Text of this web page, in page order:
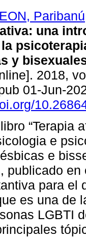
Paribanú
una
y
2018,
01-Jun-
“Terapia
e
e
publicado
para el
es una de
LGBTI